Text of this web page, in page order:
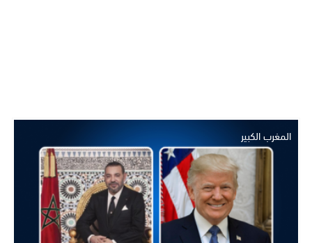
المغرب الكبير